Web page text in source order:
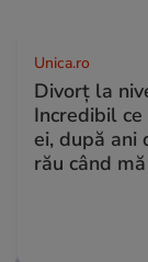
Unica.ro
Divorț la
Incredibil
ei, după ani
rău când